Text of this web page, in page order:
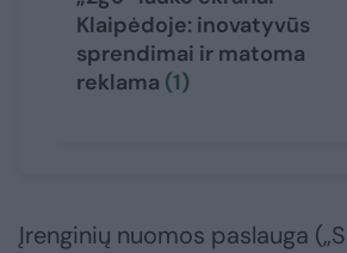
Klaipėdoje: inovatyvūs
sprendimai ir matoma
reklama (1)
Įrenginių nuomos paslauga